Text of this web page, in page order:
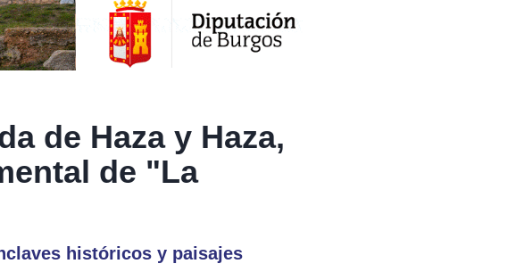
de Haza y Haza,
de "La
históricos y paisajes